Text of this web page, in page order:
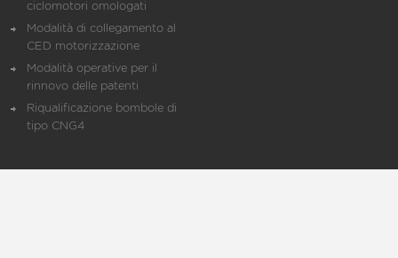
ciclomotori omologati
Modalità di collegamento al
CED motorizzazione
Modalità operative per il
rinnovo delle patenti
Riqualificazione bombole di
tipo CNG4